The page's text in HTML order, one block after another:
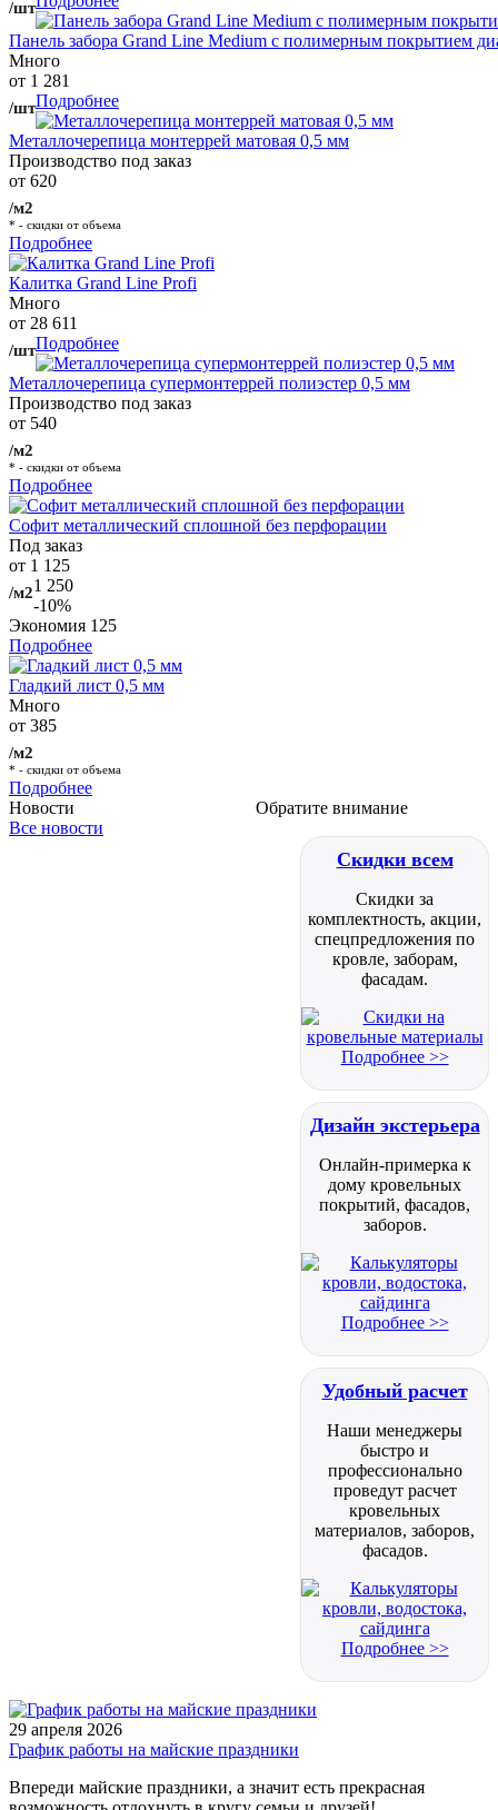
/шт
Панель забора Grand Line Medium с полимерным покрытием
Много
от 1 281
/штПодробнее
Металлочерепица монтеррей матовая 0,5 мм
Производство под заказ
от 620
/м2
* - скидки от объема
Подробнее
Калитка Grand Line Profi
Много
от 28 611
/штПодробнее
Металлочерепица супермонтеррей полиэстер 0,5 мм
Производство под заказ
от 540
/м2
* - скидки от объема
Подробнее
Софит металлический сплошной без перфорации
Под заказ
от 1 125
/м21 250
-10%
Экономия 125
Подробнее
Гладкий лист 0,5 мм
Много
от 385
/м2
* - скидки от объема
Подробнее
Обратите внимание
Скидки всем
Скидки за
комплектность, акции,
спецпредложения по
кровле, заборам,
фасадам.
Подробнее >>
Дизайн экстерьера
Онлайн-примерка к
дому кровельных
покрытий, фасадов,
заборов.
Подробнее >>
Удобный расчет
Наши менеджеры
быстро и
профессионально
проведут расчет
кровельных
материалов, заборов,
фасадов.
Подробнее >>
Новости
Все новости
29 апреля 2026
График работы на майские праздники
Впереди майские праздники, а значит есть прекрасная